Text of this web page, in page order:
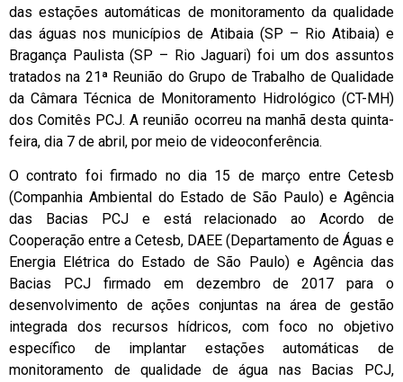
das estações automáticas de monitoramento da qualidade
das águas nos municípios de Atibaia (SP – Rio Atibaia) e
Bragança Paulista (SP – Rio Jaguari) foi um dos assuntos
tratados na 21ª Reunião do Grupo de Trabalho de Qualidade
da Câmara Técnica de Monitoramento Hidrológico (CT-MH)
dos Comitês PCJ. A reunião ocorreu na manhã desta quinta-
feira, dia 7 de abril, por meio de videoconferência.
O contrato foi firmado no dia 15 de março entre Cetesb
(Companhia Ambiental do Estado de São Paulo) e Agência
das Bacias PCJ e está relacionado ao Acordo de
Cooperação entre a Cetesb, DAEE (Departamento de Águas e
Energia Elétrica do Estado de São Paulo) e Agência das
Bacias PCJ firmado em dezembro de 2017 para o
desenvolvimento de ações conjuntas na área de gestão
integrada dos recursos hídricos, com foco no objetivo
específico de implantar estações automáticas de
monitoramento de qualidade de água nas Bacias PCJ,